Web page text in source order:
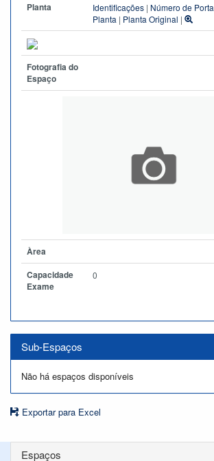
Planta
Identificações | Número de Porta
Planta | Planta Original |
Fotografia do
Espaço
Àrea
Capacidade
Exame
0
Sub-Espaços
Não há espaços disponíveis
Exportar para Excel
Espaços